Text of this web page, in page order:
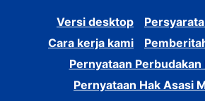
Versi desktop
Cara kerja kami
Pernyataan
Pernyataan Hak Asasi